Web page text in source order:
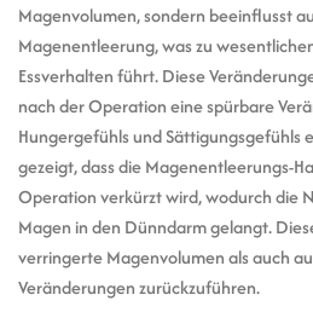
Magenvolumen, sondern beeinflusst
Magenentleerung, was zu
Essverhalten führt. Diese
nach der Operation eine spürbare
Hungergefühls und Sättigungsgefühls
gezeigt, dass die Magenentleerungs-
Operation verkürzt wird, wodurch die
Magen in den Dünndarm gelangt.
verringerte Magenvolumen als auch
Veränderungen zurückzuführen.